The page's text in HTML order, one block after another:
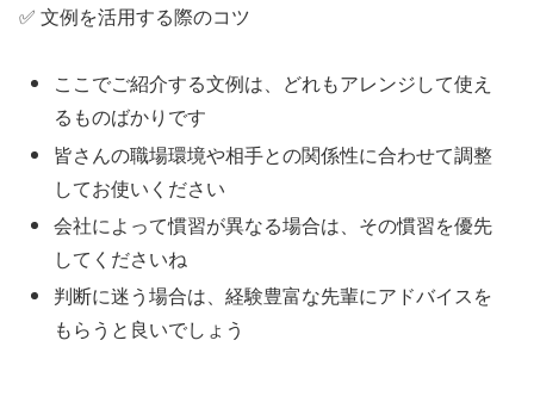
✅ 文例を活用する際のコツ
ここでご紹介する文例は、どれもアレンジして使え
るものばかりです
皆さんの職場環境や相手との関係性に合わせて調整
してお使いください
会社によって慣習が異なる場合は、その慣習を優先
してくださいね
判断に迷う場合は、経験豊富な先輩にアドバイスを
もらうと良いでしょう